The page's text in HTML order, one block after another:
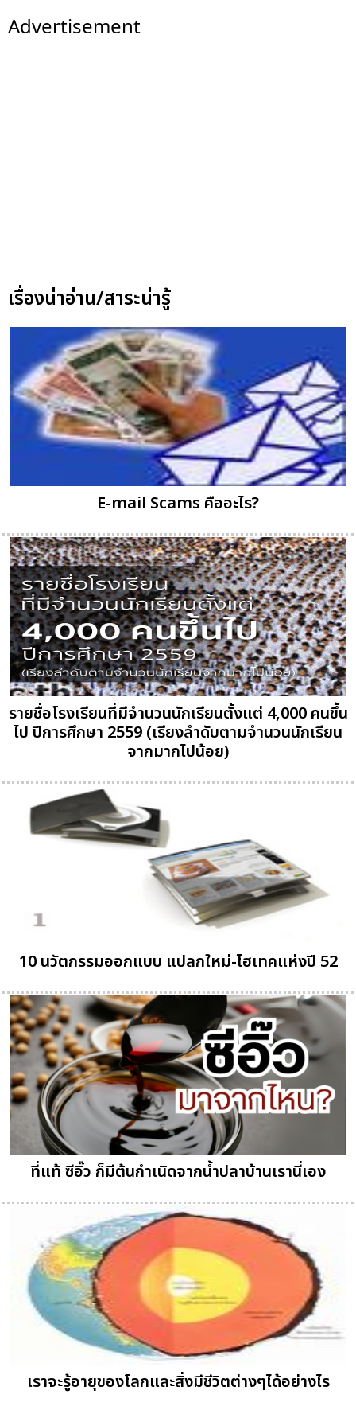
Advertisement
เรื่องน่าอ่าน/สาระน่ารู้
E-mail Scams คืออะไร?
รายชื่อโรงเรียนที่มีจำนวนนักเรียนตั้งแต่ 4,000 คนขึ้น
ไป ปีการศึกษา 2559 (เรียงลำดับตามจำนวนนักเรียน
จากมากไปน้อย)
10 นวัตกรรมออกแบบ แปลกใหม่-ไฮเทคแห่งปี 52
ที่แท้ ซีอิ๊ว ก็มีต้นกำเนิดจากน้ำปลาบ้านเรานี่เอง
เราจะรู้อายุของโลกและสิ่งมีชีวิตต่างๆได้อย่างไร